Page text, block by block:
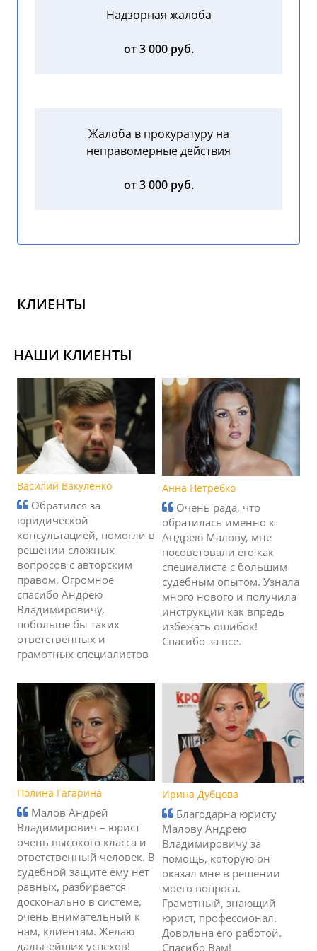
Надзорная жалоба
от 3 000 руб.
Жалоба в прокуратуру на
неправомерные действия
от 3 000 руб.
КЛИЕНТЫ
НАШИ КЛИЕНТЫ
Василий Вакуленко
Обратился за
юридической
консультацией, помогли в
решении сложных
вопросов с авторским
правом. Огромное
спасибо Андрею
Владимировичу,
побольше бы таких
ответственных и
грамотных специалистов
Анна Нетребко
Очень рада, что
обратилась именно к
Андрею Малову, мне
посоветовали его как
специалиста с большим
судебным опытом. Узнала
много нового и получила
инструкции как впредь
избежать ошибок!
Спасибо за все.
Полина Гагарина
Малов Андрей
Владимирович – юрист
очень высокого класса и
ответственный человек. В
судебной защите ему нет
равных, разбирается
досконально в системе,
очень внимательный к
нам, клиентам. Желаю
дальнейших успехов!
Ирина Дубцова
Благодарна юристу
Малову Андрею
Владимировичу за
помощь, которую он
оказал мне в решении
моего вопроса.
Грамотный, знающий
юрист, профессионал.
Довольна его работой.
Спасибо Вам!